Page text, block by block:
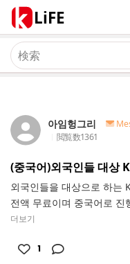
LiFE
아임헝그리
閲覧数1361
(중국어)외국인들 대상
외국인들을 대상으로 하는
전액 무료이며 중국어로
더보기
1